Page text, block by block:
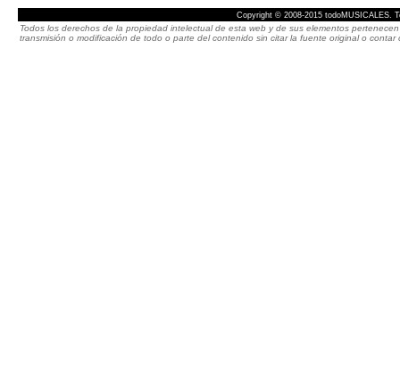
Copyright © 2008-2015 todoMUSICALES.
Todos los derechos de la propiedad intelectual de esta web y de sus elementos
transmisión o modificación de todo o parte del contenido sin citar la fuente original o